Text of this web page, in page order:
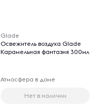
Glade
Освежитель воздуха Glade
Карамельная фантазия 300мл
Атмосфера в доме
Нет в наличии